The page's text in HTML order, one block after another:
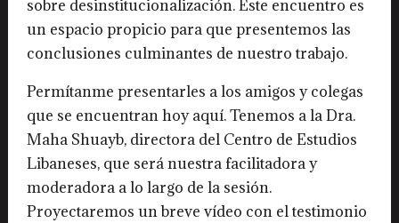
sobre desinstitucionalización. Este encuentro es
un espacio propicio para que presentemos las
conclusiones culminantes de nuestro trabajo.
Permítanme presentarles a los amigos y colegas
que se encuentran hoy aquí. Tenemos a la Dra.
Maha Shuayb, directora del Centro de Estudios
Libaneses, que será nuestra facilitadora y
moderadora a lo largo de la sesión.
Proyectaremos un breve vídeo con el testimonio